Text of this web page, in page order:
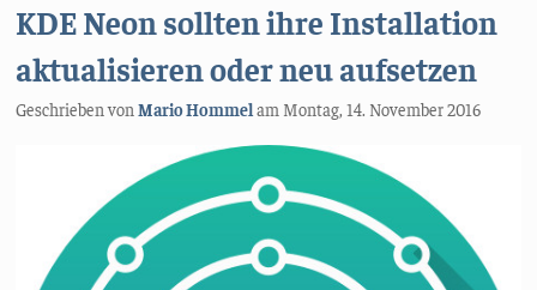
KDE Neon sollten ihre Installation
aktualisieren oder neu aufsetzen
Geschrieben vonMario Hommelam Montag, 14. November 2016